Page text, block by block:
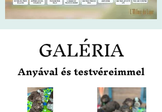
GALÉRIA
Anyával és testvéreimmel